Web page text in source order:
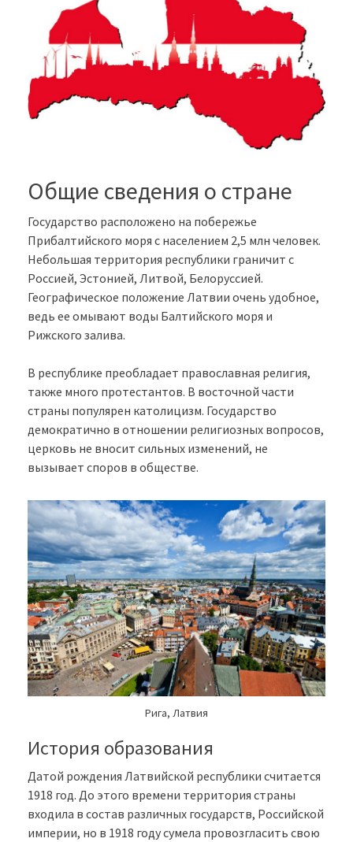
Общие сведения о стране
Государство расположено на побережье
Прибалтийского моря с населением 2,5 млн человек.
Небольшая территория республики граничит с
Россией, Эстонией, Литвой, Белоруссией.
Географическое положение Латвии очень удобное,
ведь ее омывают воды Балтийского моря и
Рижского залива.
В республике преобладает православная религия,
также много протестантов. В восточной части
страны популярен католицизм. Государство
демократично в отношении религиозных вопросов,
церковь не вносит сильных изменений, не
вызывает споров в обществе.
Рига, Латвия
История образования
Датой рождения Латвийской республики считается
1918 год. До этого времени территория страны
входила в состав различных государств, Российской
империи, но в 1918 году сумела провозгласить свою